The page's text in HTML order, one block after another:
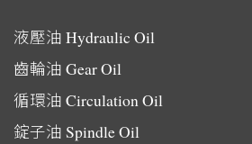
液壓油 Hydraulic Oil
齒輪油 Gear Oil
循環油 Circulation Oil
錠子油 Spindle Oil